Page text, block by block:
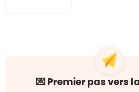
💌 Premier pas vers